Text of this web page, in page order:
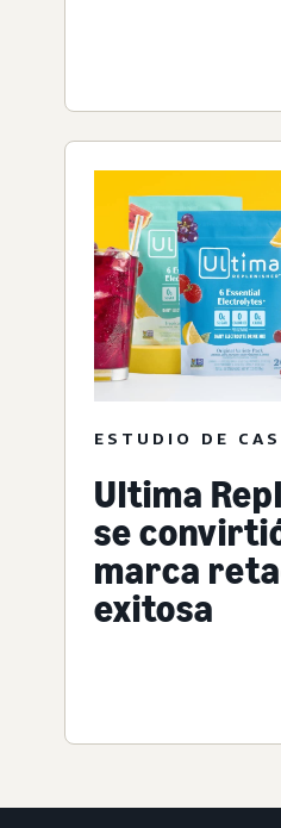
ESTUDIO DE
Ultima
se
marca
exitosa